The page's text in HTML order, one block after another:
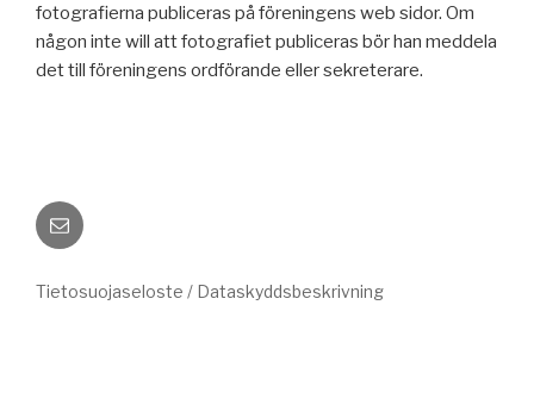
fotografierna publiceras på föreningens web sidor. Om
någon inte will att fotografiet publiceras bör han meddela
det till föreningens ordförande eller sekreterare.
Sähköposti
Tietosuojaseloste / Dataskyddsbeskrivning